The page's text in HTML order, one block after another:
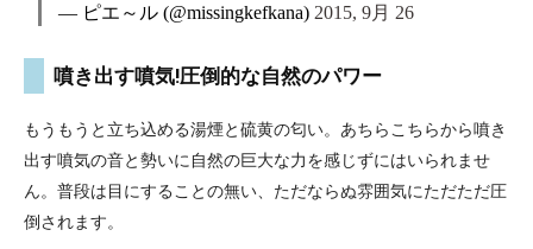
— ピエ～ル (@missingkefkana) 2015, 9月 26
噴き出す噴気!圧倒的な自然のパワー
もうもうと立ち込める湯煙と硫黄の匂い。あちらこちらから噴き
出す噴気の音と勢いに自然の巨大な力を感じずにはいられませ
ん。普段は目にすることの無い、ただならぬ雰囲気にただただ圧
倒されます。